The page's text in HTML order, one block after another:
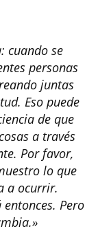
cuando se
personas
juntas
Eso puede
de que
a través
Por favor,
lo que
a ocurrir.
Pero